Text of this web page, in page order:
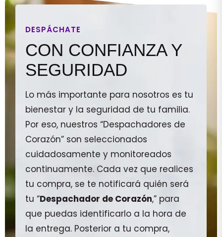
DESPÁCHATE
CON CONFIANZA Y
SEGURIDAD
Lo más importante para nosotros es tu
bienestar y la seguridad de tu familia.
Por eso, nuestros “Despachadores de
Corazón” son seleccionados
cuidadosamente y monitoreados
continuamente. Cada vez que realices
tu compra, se te notificará quién será
tu “Despachador de Corazón,” para
que puedas identificarlo a la hora de
la entrega. Posterior a tu compra,